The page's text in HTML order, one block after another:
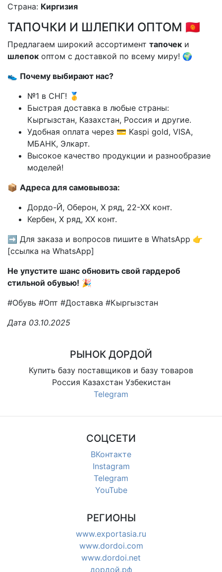
Страна: Киргизия
ТАПОЧКИ И ШЛЕПКИ ОПТОМ 🇰🇬
Предлагаем широкий ассортимент тапочек и
шлепок оптом с доставкой по всему миру! 🌍
👟 Почему выбирают нас?
№1 в СНГ! 🥇
Быстрая доставка в любые страны:
Кыргызстан, Казахстан, Россия и другие.
Удобная оплата через 💳 Kaspi gold, VISA,
МБАНК, Элкарт.
Высокое качество продукции и разнообразие
моделей!
📦 Адреса для самовывоза:
Дордо-Й, Оберон, X ряд, 22-XX конт.
Кербен, X ряд, XX конт.
➡️ Для заказа и вопросов пишите в WhatsApp 👉
[ссылка на WhatsApp]
Не упустите шанс обновить свой гардероб
стильной обувью! 🎉
#Обувь #Опт #Доставка #Кыргызстан
Дата 03.10.2025
РЫНОК ДОРДОЙ
Купить базу поставщиков и базу товаров
Россия Казахстан Узбекистан
Telegram
СОЦСЕТИ
ВКонтакте
Instagram
Telegram
YouTube
РЕГИОНЫ
www.exportasia.ru
www.dordoi.com
www.dordoi.net
дордой.рф